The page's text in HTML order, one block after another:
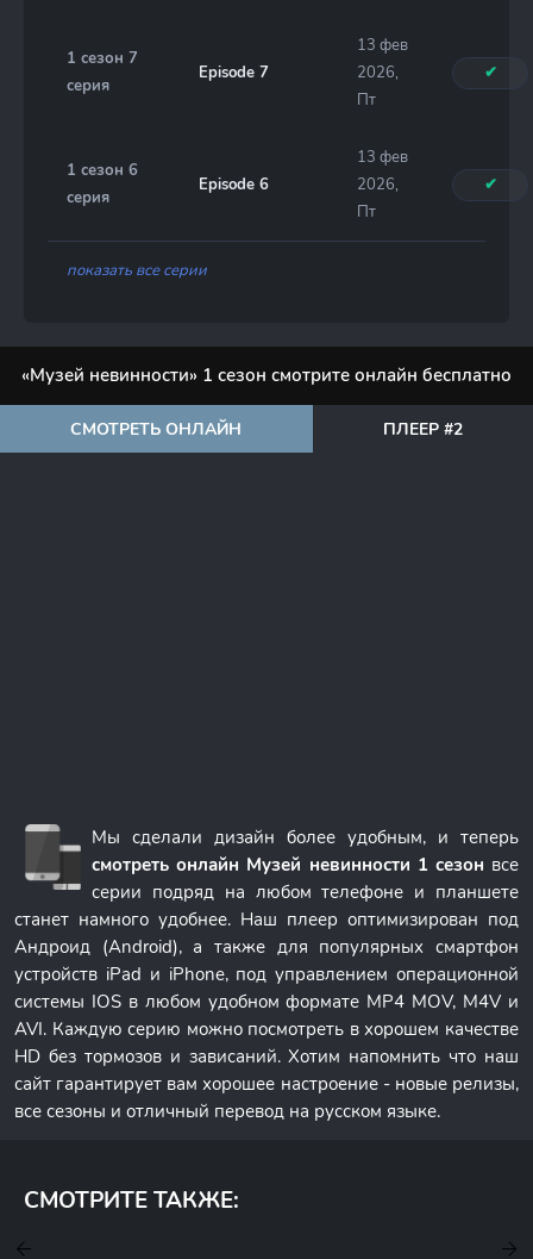
1 сезон 7
серия
Episode 7
13 фев
2026,
Пт
✔
1 сезон 6
серия
Episode 6
13 фев
2026,
Пт
✔
показать все серии
«Музей невинности» 1 сезон смотрите онлайн бесплатно
СМОТРЕТЬ ОНЛАЙН ПЛЕЕР #2
Мы сделали дизайн более удобным, и теперь
смотреть онлайн Музей невинности 1 сезон все
серии подряд на любом телефоне и планшете
станет намного удобнее. Наш плеер оптимизирован под
Андроид (Android), а также для популярных смартфон
устройств iPad и iPhone, под управлением операционной
системы IOS в любом удобном формате MP4 MOV, M4V и
AVI. Каждую серию можно посмотреть в хорошем качестве
HD без тормозов и зависаний. Хотим напомнить что наш
сайт гарантирует вам хорошее настроение - новые релизы,
все сезоны и отличный перевод на русском языке.
СМОТРИТЕ ТАКЖЕ: